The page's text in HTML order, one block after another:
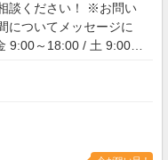
談ください！ ※お問い
についてメッセージに